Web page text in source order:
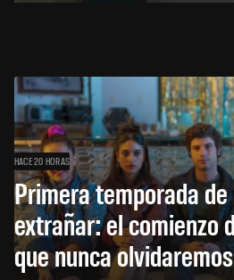
HACE 20 HORAS
Primera temporada
extrañar: el comienzo
que nunca olvidaremos